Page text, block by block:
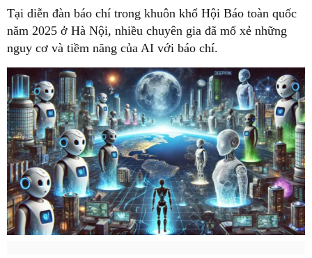
Tại diễn đàn báo chí trong khuôn khổ Hội Báo toàn quốc
năm 2025 ở Hà Nội, nhiều chuyên gia đã mổ xẻ những
nguy cơ và tiềm năng của AI với báo chí.